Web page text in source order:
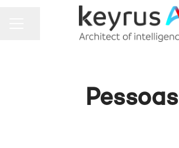
MENU DE CARREIRAS
Compartilhar a página
Pessoas